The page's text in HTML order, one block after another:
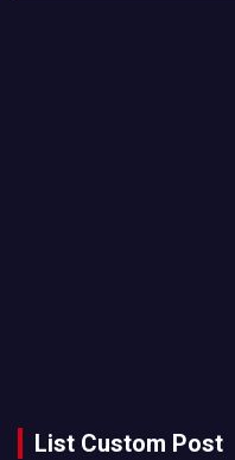
List Custom Post